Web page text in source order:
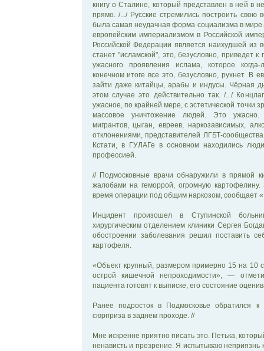
книгу о Сталине, который представлен в ней в
прямо. /.../ Русские стремились построить
была самая неудачная форма социализма в
европейским империализмом в Российской
Российской Федерации является наихудшей из
станет "исламской", это, безусловно, приведет
ужасного проявления ислама, которое
конечном итоге все это, безусловно, рухнет. В
зайти даже китайцы, арабы и индусы. Чёрная
этом случае это действительно так. /.../
ужасное, по крайней мере, с эстетической точки
массовое уничтожение людей. Это
мигрантов, цыган, евреев, наркозависимых,
отклонениями, представителей ЛГБТ-
Кстати, в ГУЛАГе в основном находились
профессией.
// Подмосковные врачи обнаружили в прямой
жалобами на геморрой, огромную
время операции под общим наркозом, сообщает
Инцидент произошел в Ступинской
хирургическим отделением клиники Сергея
обостроении заболевания решил поставить
картофеля.
«Объект крупный, размером примерно 15 на 10
острой кишечной непроходимости», —
пациента готовят к выписке, его состояние
Ранее подросток в Подмосковье обратился
сюрприза в заднем проходе. //
Мне искренне приятно писать это. Петька,
ненависть и презрение. Я испытываю неприязнь